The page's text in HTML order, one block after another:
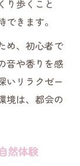
り歩くこと
きます。
め、初心者で
音や香りを感
いリラクゼー
境は、都会の
然体験